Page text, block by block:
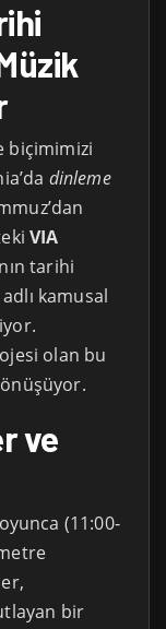
biçimimizi
dinleme
VIA
tarihi
adlı kamusal
olan bu
ve
(11:00-
bir